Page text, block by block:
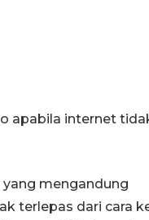
apabila internet
mengandung
terlepas dari cara